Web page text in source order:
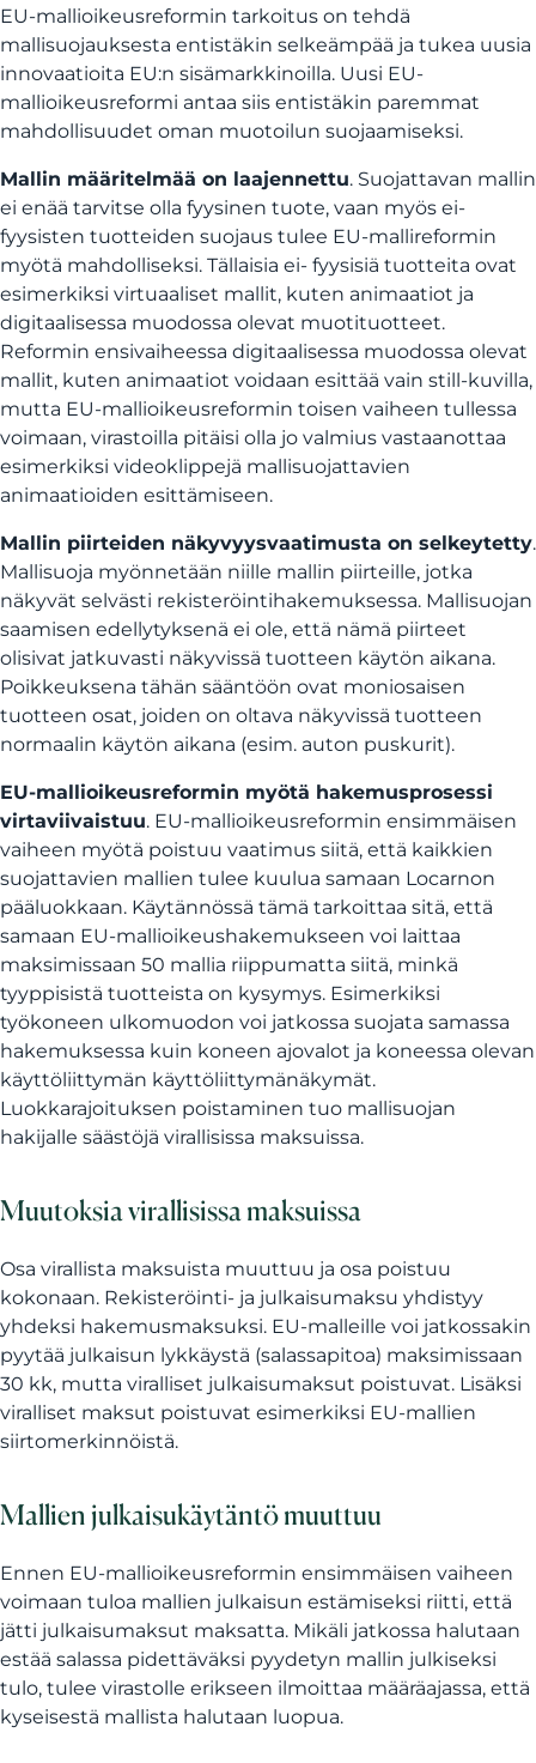
EU-mallioikeusreformin tarkoitus on tehdä
mallisuojauksesta entistäkin selkeämpää ja tukea uusia
innovaatioita EU:n sisämarkkinoilla. Uusi EU-
mallioikeusreformi antaa siis entistäkin paremmat
mahdollisuudet oman muotoilun suojaamiseksi.
Mallin määritelmää on laajennettu. Suojattavan mallin
ei enää tarvitse olla fyysinen tuote, vaan myös ei-
fyysisten tuotteiden suojaus tulee EU-mallireformin
myötä mahdolliseksi. Tällaisia ei- fyysisiä tuotteita ovat
esimerkiksi virtuaaliset mallit, kuten animaatiot ja
digitaalisessa muodossa olevat muotituotteet.
Reformin ensivaiheessa digitaalisessa muodossa olevat
mallit, kuten animaatiot voidaan esittää vain still-kuvilla,
mutta EU-mallioikeusreformin toisen vaiheen tullessa
voimaan, virastoilla pitäisi olla jo valmius vastaanottaa
esimerkiksi videoklippejä mallisuojattavien
animaatioiden esittämiseen.
Mallin piirteiden näkyvyysvaatimusta on selkeytetty.
Mallisuoja myönnetään niille mallin piirteille, jotka
näkyvät selvästi rekisteröintihakemuksessa. Mallisuojan
saamisen edellytyksenä ei ole, että nämä piirteet
olisivat jatkuvasti näkyvissä tuotteen käytön aikana.
Poikkeuksena tähän sääntöön ovat moniosaisen
tuotteen osat, joiden on oltava näkyvissä tuotteen
normaalin käytön aikana (esim. auton puskurit).
EU-mallioikeusreformin myötä hakemusprosessi
virtaviivaistuu. EU-mallioikeusreformin ensimmäisen
vaiheen myötä poistuu vaatimus siitä, että kaikkien
suojattavien mallien tulee kuulua samaan Locarnon
pääluokkaan. Käytännössä tämä tarkoittaa sitä, että
samaan EU-mallioikeushakemukseen voi laittaa
maksimissaan 50 mallia riippumatta siitä, minkä
tyyppisistä tuotteista on kysymys. Esimerkiksi
työkoneen ulkomuodon voi jatkossa suojata samassa
hakemuksessa kuin koneen ajovalot ja koneessa olevan
käyttöliittymän käyttöliittymänäkymät.
Luokkarajoituksen poistaminen tuo mallisuojan
hakijalle säästöjä virallisissa maksuissa.
Muutoksia virallisissa maksuissa
Osa virallista maksuista muuttuu ja osa poistuu
kokonaan. Rekisteröinti- ja julkaisumaksu yhdistyy
yhdeksi hakemusmaksuksi. EU-malleille voi jatkossakin
pyytää julkaisun lykkäystä (salassapitoa) maksimissaan
30 kk, mutta viralliset julkaisumaksut poistuvat. Lisäksi
viralliset maksut poistuvat esimerkiksi EU-mallien
siirtomerkinnöistä.
Mallien julkaisukäytäntö muuttuu
Ennen EU-mallioikeusreformin ensimmäisen vaiheen
voimaan tuloa mallien julkaisun estämiseksi riitti, että
jätti julkaisumaksut maksatta. Mikäli jatkossa halutaan
estää salassa pidettäväksi pyydetyn mallin julkiseksi
tulo, tulee virastolle erikseen ilmoittaa määräajassa, että
kyseisestä mallista halutaan luopua.